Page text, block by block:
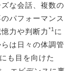
な会話、複数の
パフォーマンス
力や判断力 *1 に
は日々の体調管
も目を向けた